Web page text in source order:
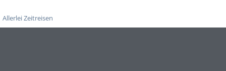
Allerlei Zeitreisen